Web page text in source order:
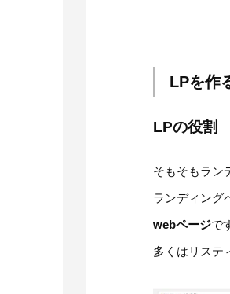
LPを作
LPの役割
そもそもラン
ランディング
webページで
多くはリステ